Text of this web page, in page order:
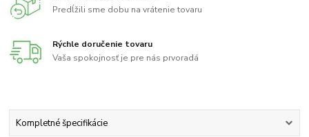
Predĺžili sme dobu na vrátenie tovaru
Rýchle doručenie tovaru
Vaša spokojnosť je pre nás prvoradá
Kompletné špecifikácie